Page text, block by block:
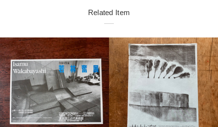
Related Item